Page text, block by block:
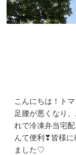
こんにちは！ト
足腰が悪くなり
れで冷凍弁当宅
んて便利❣皆様に
ました♡